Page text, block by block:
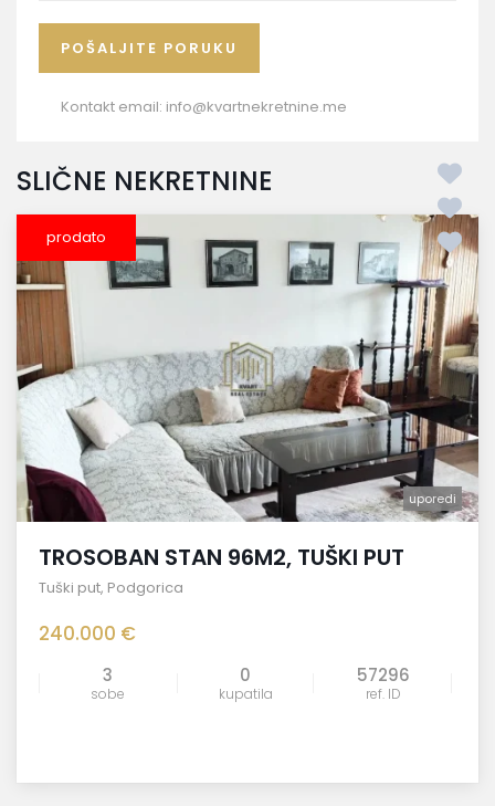
Kontakt email: info@kvartnekretnine.me
SLIČNE NEKRETNINE
prodato
uporedi
TROSOBAN STAN 96M2, TUŠKI PUT
Tuški put, Podgorica
240.000 €
3
sobe
0
kupatila
57296
ref. ID